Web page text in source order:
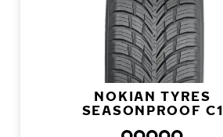
NOKIAN TYRES
SEASONPROOF C1